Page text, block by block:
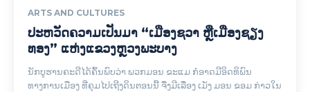
ARTS AND CULTURES
ປະ​ຫວັດ​ຄວາມ​ເປັນ​ມາ “ເມືອງຊວາ ຫຼື​ເມືອງຊຽງ
ທອງ” ​ແຫ່ງ​ແຂວງ​ຫຼວງພະບາງ
ນັກບູຮານຄະດີໄດ້ຄົ້ນພົບວ່າ ພວກມອນ ຂະແມ ກໍ່ອາດມີອິດທິພົນ
ທາງການເມືອງ ທີ່ຄຸມໄປເຖີງດິນຕອນນີ້ ຈື່ງມີເລື່ອງ ເມັງ ມອນ ຂອມ ກ່າວໃນ